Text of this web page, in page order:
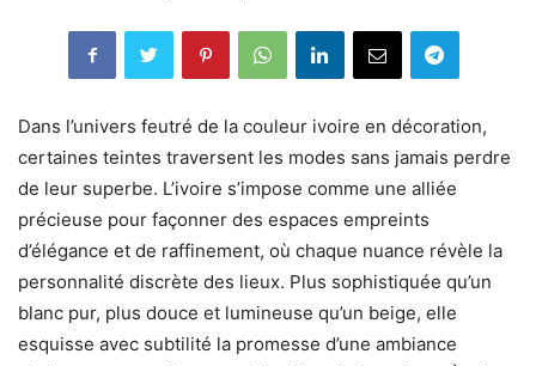
Dans l’univers feutré de la couleur ivoire en décoration, certaines teintes traversent les modes sans jamais perdre de leur superbe. L’ivoire s’impose comme une alliée précieuse pour façonner des espaces empreints d’élégance et de raffinement, où chaque nuance révèle la personnalité discrète des lieux. Plus sophistiquée qu’un blanc pur, plus douce et lumineuse qu’un beige, elle esquisse avec subtilité la promesse d’une ambiance chaleureuse, quelle que soit la pièce de la maison. À mi-chemin entre tradition et modernité, la peinture murale ivoire s’adapte aux multiples visages de nos intérieurs grâce à une polyvalence sans égal. Explorons ensemble ses associations de couleurs, ses applications concrètes, et découvrons comment éviter tout rendu fade en jouant sur les textures et matières jusque dans le moindre détail. Adopter l’ivoire, c’est choisir un art de vivre qui conjugue authenticité, douceur et audace subtile. Les atouts essentiels de la couleur ivoire en décoration Impossible d’évoquer l’ivoire sans célébrer d’abord sa luminosité diffuse, signature d’une palette neutre qui transcende les époques. Cette teinte aux reflets lactés installe une clarté apaisante et invite généreusement la lumière naturelle à sublimer chaque recoin. On affectionne aussi ce ton pour la chaleur douce qu’il dégage, bien loin de l’austérité du blanc pur. Adoptez-le pour envelopper un vaste salon ou un couloir sombre : il confère immédiatement une sensation d’accueil et de sérénité, peu importe l’exposition de la pièce. La couleur ivoire devient ainsi une base idéale pour la décoration intérieure. L’ivoire, allié de la polyvalence décorative Rares sont les couleurs capables de s’harmoniser à tous les styles – classique épuré, contemporain, campagne chic ou même bohème. Véritable caméléon, l’ivoire peut revêtir tour à tour le rôle de toile de fond ou se décliner sur les boiseries et moulures, magnifiant ainsi mobilier ancien ou lignes modernes. Sa polyvalence en fait une valeur sûre pour toutes les envies déco. Sa capacité à révéler subtilement objets d’art, livres précieux ou textiles délicats en fait le choix privilégié de celles et ceux animés par l’amour du détail soigné. Un simple vase en céramique sablée posé sur un meuble peint d’ivoire attire immanquablement l’œil, illustrant la noblesse discrète de cette teinte. Un socle idéal pour créer une ambiance chaleureuse Instinctivement, notre regard associe les teintes neutres telles que l’ivoire à des sensations de confort et de douceur. En tant que base pour la décoration, cette nuance atténue la dureté des volumes et participe à l’intimité d’un salon familial, à la détente invitée dans une chambre ou au cocooning retrouvé dans une salle de bain. De nombreuses anecdotes d’appartements parisiens témoignent de l’effet apaisant que procure la peinture murale ivoire, notamment lorsque la hauteur sous plafond redonne toute sa majesté aux corniches et cimaises, révélant ainsi la beauté architecturale des lieux. Comment différencier l’ivoire du beige et du blanc pur ? Dans la quête de l’équilibre parfait, distinguer précisément l’ivoire du beige et du blanc s’avère essentiel. Ce nuancier de blancs colorés séduit par sa singularité, mais chaque version délivre ses propres effets visuels uniques et impacte la perception globale de l’espace. Tandis que le blanc pur éclaire totalement sans concessions, pouvant parfois manquer de personnalité ou sembler médical dans certains contextes, l’ivoire offre une touche de chaleur subtile venue du jaune pâle ou du crème. Le beige quant à lui s’oriente vers des notes plus soutenues, portées par des nuances de marron ou de gris, créant alors un contraste moins marqué avec le mobilier boisé ou chiné. Tableau comparatif : blanc, ivoire, beige Teinte Luminosité Chaleur visuelle Effet recherché Blanc pur Très élevée Faible Modernité, aseptisation, agrandir les espaces Ivoire Élevée Doux, chaleureux Convivialité, raffinement intemporel Beige Moyenne Marquée Tonalités terreuses, esprit cosy vintage Gardez en mémoire la différence ivoire/beige/blanc lors de vos choix déco afin d’éviter toute erreur de tonalité, particulièrement si vous hésitez entre ambiance lumineuse, minimaliste ou intimiste. Une bonne compréhension des nuances garantit l’harmonie de votre intérieur et la cohérence du projet décoratif. Quelles associations de couleurs privilégier avec l’ivoire ? Associée à d’autres teintes, la couleur ivoire se prête aux audaces sans jamais agresser le regard. Plusieurs associations de couleurs gagnantes permettent de structurer un espace tout en préservant une harmonie naturelle et sophistiquée, véritable signature de l’élégance française. Pour ceux qui souhaitent aller plus loin dans la personnalisation de leur habitat et bénéficier d'un intérieur résolument moderne, découvrir les avantages proposés par la maison connectée et la domotique facile permet d’allier esthétique, confort et praticité au quotidien. Pour celles et ceux qui osent, la combinaison avec couleurs vives dynamise l’ensemble : terracotta solaire, vert sauge rafraîchissant ou bleu profond évoquant la profondeur marine donnent une âme singulière au décor. Les intérieurs contemporains s’aventurent également à marier l’ivoire avec un gris anthracite, équilibrant la douceur du fond et la force graphique des contrastes. Palette idéale autour de l’ivoire Vert sauge pour une touche organique et élégante Bleu profond pour souligner une allure classique ou méditerranéenne Terracotta qui insuffle caractère et soleil Gris anthracite pour ponctuer une structure contemporaine forte Camaïeux de bruns tabac ou cognac, idéals pour réchauffer avec subtilité La clé réside souvent dans la proportion : oser le twist d’un fauteuil moutarde ou d’une poterie artisanale sur fond ivoire équilibre le classicisme et l’originalité, créant un effet visuel impactant mais jamais criard. Ces touches colorées réveillent la base ivoire et affirment la personnalité de l’espace. Mariage réussi avec les autres teintes neutres L’ivoire valorise admirablement les matières naturelles et les tons sourds tels que le lin, le chanvre ou la laine écrue. Superposer plusieurs blancs cassés, ivoires et greiges accentue l’aspect enveloppant et donne du relief sans risquer la monotonie. Cette approche crée une atmosphère harmonieuse et feutrée, propice au bien-être. Réaliser une base pour la décoration monochrome ne doit rien laisser au hasard. Il convient de jouer sur valeurs et saturations en variant coussins, rideaux, tapis afin que la personnalité de l’espace se déploie en nuance plutôt que dans le clinquant. C’est là tout l’art de la subtilité décorative, chère à l’esprit français. Applications concrètes de la couleur ivoire selon les pièces Dans chaque pièce de la maison, la teinte ivoire mérite un traitement particulier pour exprimer tout son potentiel et transformer l’atmosphère selon la destination du lieu. Quelques astuces et conseils déco permettent de maximiser ses propriétés lumineuses et apaisantes, en faisant de chaque espace un écrin élégant et accueillant. Son application se décline facilement, des murs aux plafonds, du mobilier aux accessoires, offrant mille et une possibilités d’expression. L’ivoire est une invitation permanente à la créativité et à la personnalisation. Salon : invitation à la convivialité En toile de fond, la peinture murale ivoire sublime les volumes d’un salon, quelle que soit la taille. Associez-la à un mobilier contrasté – canapés bleu canard, table basse en noyer massif – pour insuffler rythme et respiration à cet espace de réception et de partage. L’ivoire permet d’accueillir la vie quotidienne avec élégance. Ajoutez des textiles moelleux (velours, lin lavé, laine bouclée) ainsi que quelques touches dorées ou cuivre vieilli : l’ensemble gagne instantanément en raffinement et évite l’écueil du total look trop sage. Le jeu des matières anime la pièce et rend l’ambiance vivante. Chambre : sérénité et douceur affirmées Installer une atmosphère précieuse dans la chambre réclame un équilibre subtil entre pureté et confort. Peindre seulement le mur derrière la tête de lit en ivoire, tout en optant pour un linge de lit blanc et des coussins vert sauge ou terracotta, favorise le repos tout en personnalisant la pièce. L’ivoire devient ici synonyme de sérénité et d’intimité. Finalisez ce décor avec un éclairage chaleureux (lampes à abat-jour tissu, guirlandes LED) et d’épais rideaux naturels pour composer un univers paisible, propice à la détente nocturne. Chaque élément contribue à la construction d’un cocon raffiné. Salle de bain : fraîcheur et lumière au quotidien Longtemps délaissée, la salle de bain mérite sa part de sophistication. L’ivoire y trouve sa vocation en magnifiant la faïence blanche existante, ou lorsqu’il dialogue avec les détails noirs mats et miroirs cerclés de métal. Osez quelques accessoires en bois blond ou pierre naturelle pour renforcer le sentiment de spa intime et élégant. Jouer sur différentes finitions (mat, satiné, brillant) aux abords de la baignoire ou du lavabo crée un jeu lumineux captivant, repoussant ainsi tout risque d’ambiance terne ou ordinaire. Le résultat : une salle de bain à la fois moderne et intemporelle. Techniques pour éviter un rendu fade : textures, matières & astuces professionnelles Maîtriser la couleur ivoire en décoration implique une attention méticuleuse portée à la composition globale du décor. Pour éviter la monotonie, il suffit souvent de diversifier les contrastes tactiles autant que chromatiques. L’ivoire gagne en profondeur lorsqu’il rencontre des matériaux riches et variés. Premier conseil : privilégiez une variété de supports, jouez sur les tissus (lin froissé, coton texturé), les tapis denses et doux, le cuir naturel ou même le cannage pour inviter la main à s’attarder. Côté peinture, alternez mat et satin sur différents pans de mur pour capturer la lumière tout en modérant les reflets. Cette diversité apporte une dimension sensorielle inédit